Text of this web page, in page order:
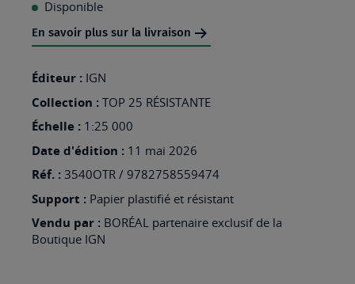
Disponible
En savoir plus sur la livraison
Éditeur : IGN
Collection : TOP 25 RÉSISTANTE
Échelle : 1:25 000
Date d'édition : 11 mai 2026
Réf. : 3540OTR / 9782758559474
Support : Papier plastifié et résistant
Vendu par : BORÉAL partenaire exclusif de la
Boutique IGN